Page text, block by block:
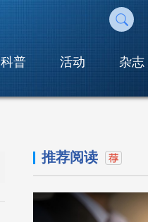
科普 活动 杂志
推荐阅读